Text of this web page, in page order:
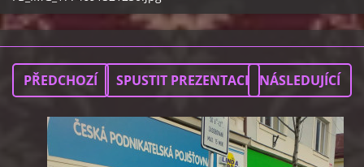
PŘEDCHOZÍ SPUSTIT PREZENTACI NÁSLEDUJÍCÍ